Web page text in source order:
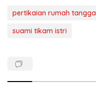
pertikaian rumah tangga
suami tikam istri